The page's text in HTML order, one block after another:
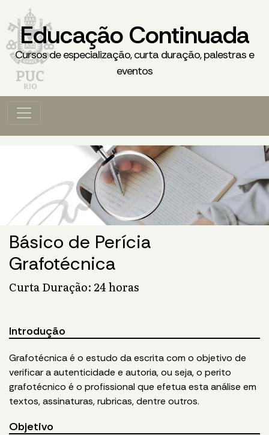
Educação Continuada
Cursos de especialização, curta duração, palestras e
eventos
Básico de Perícia
Grafotécnica
Curta Duração: 24 horas
Introdução
Grafotécnica é o estudo da escrita com o objetivo de
verificar a autenticidade e autoria, ou seja, o perito
grafotécnico é o profissional que efetua esta análise em
textos, assinaturas, rubricas, dentre outros.
Objetivo